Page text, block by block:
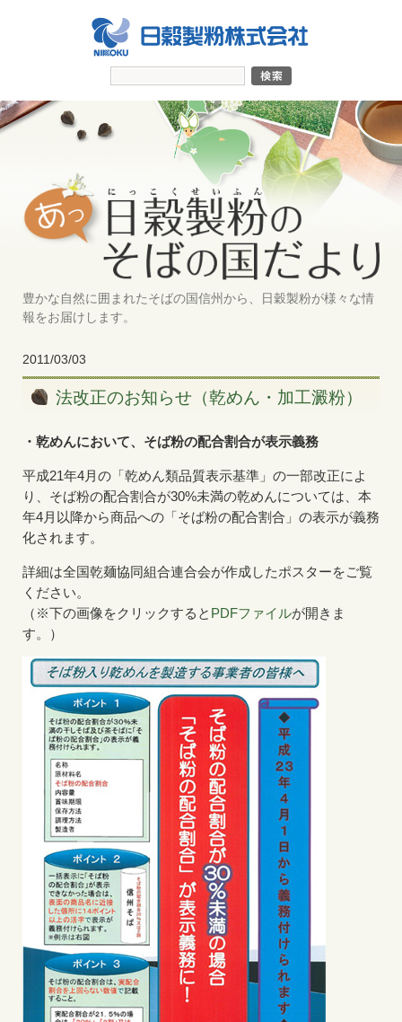
豊かな自然に囲まれたそばの国信州から、日穀製粉が様々な情
報をお届けします。
2011/03/03
法改正のお知らせ（乾めん・加工澱粉）
・乾めんにおいて、そば粉の配合割合が表示義務
平成21年4月の「乾めん類品質表示基準」の一部改正によ
り、そば粉の配合割合が30%未満の乾めんについては、本
年4月以降から商品への「そば粉の配合割合」の表示が義務
化されます。
詳細は全国乾麺協同組合連合会が作成したポスターをご覧
ください。
（※下の画像をクリックすると PDFファイルが開きま
す。）